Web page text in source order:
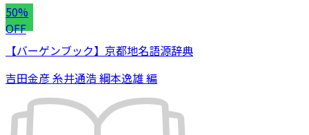
50%
OFF
【バーゲンブック】京都地名語源辞典
吉田金彦 糸井通浩 綱本逸雄 編